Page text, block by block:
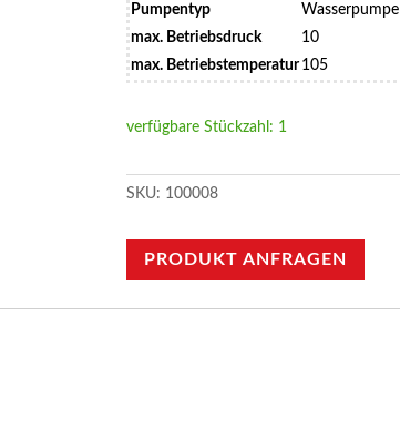
Pumpentyp
Wasserpumpe
max. Betriebsdruck
10
max. Betriebstemperatur 105
verfügbare Stückzahl: 1
SKU: 100008
PRODUKT ANFRAGEN